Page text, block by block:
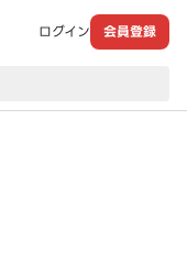
ログイン 会員登録